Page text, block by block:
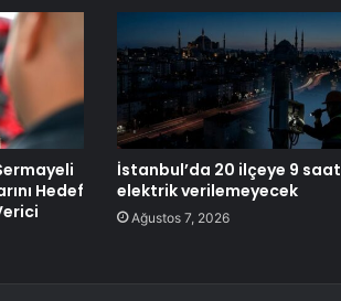
Hedef
İstanbul’da 20 ilçeye 9 saat
elektrik verilemeyecek
Ağustos 7, 2026